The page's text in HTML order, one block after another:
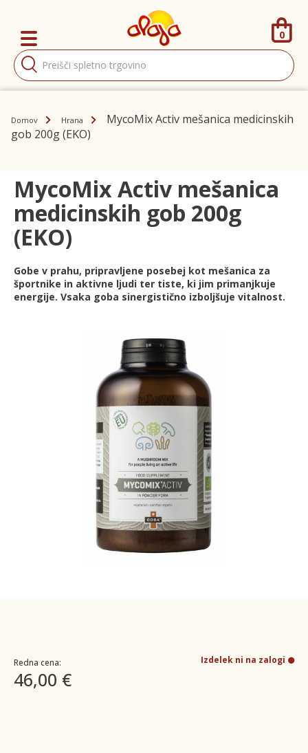
Products
search
0
Domov Hrana
MycoMix Activ mešanica medicinskih
gob 200g (EKO)
MycoMix Activ mešanica
medicinskih gob 200g
(EKO)
Gobe v prahu, pripravljene posebej kot mešanica za
športnike in aktivne ljudi ter tiste, ki jim primanjkuje
energije. Vsaka goba sinergistično izboljšuje vitalnost.
Redna cena:
46,00 €
Izdelek ni na zalogi